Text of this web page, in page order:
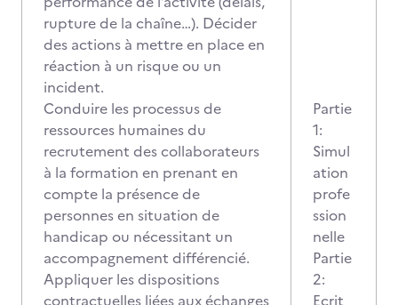
rupture de la chaîne…). Décider
des actions à mettre en place en
réaction à un risque ou un
incident.
Conduire les processus de
ressources humaines du
recrutement des collaborateurs
à la formation en prenant en
compte la présence de
personnes en situation de
handicap ou nécessitant un
accompagnement différencié.
Appliquer les dispositions
contractuelles liées aux échanges
Partie
1:
Simul
ation
profe
ssion
nelle
Partie
2:
Ecrit